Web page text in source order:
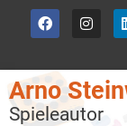
Arno
Spieleautor